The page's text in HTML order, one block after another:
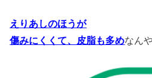
えりあしのほうが
傷みにくくて、皮脂も多めなん